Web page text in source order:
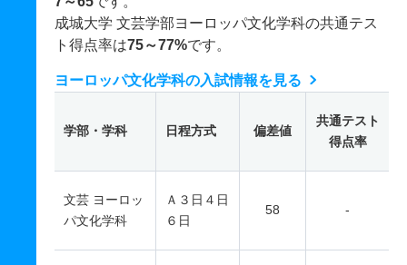
成城大学 文芸学部ヨーロッパ文化学科の共通テス
ト得点率は75～77%です。
ヨーロッパ文化学科の入試情報を見る
学部・学科 日程方式 偏差値
共通テスト
得点率
文芸 ヨーロッ
パ文化学科
Ａ３日４日
６日
58 -